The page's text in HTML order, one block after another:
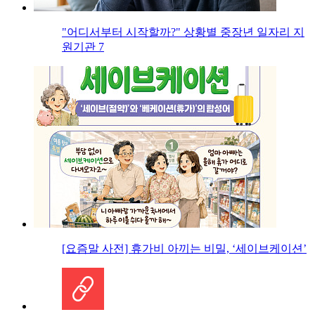
"어디서부터 시작할까?" 상황별 중장년 일자리 지
원기관 7
[요즘말 사전] 휴가비 아끼는 비밀, ‘세이브케이션’